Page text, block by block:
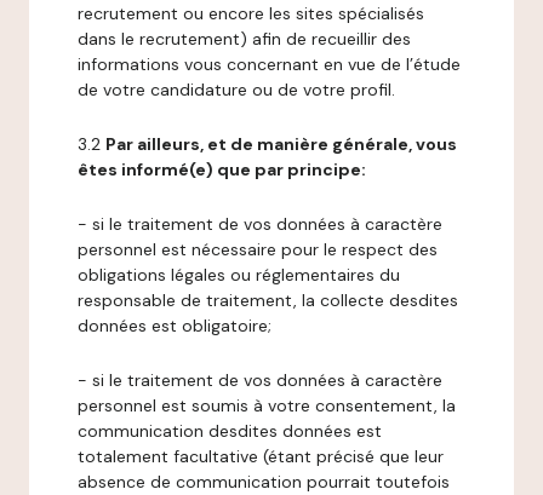
recrutement ou encore les sites spécialisés
dans le recrutement) afin de recueillir des
informations vous concernant en vue de l’étude
de votre candidature ou de votre profil.
3.2 Par ailleurs, et de manière générale, vous
êtes informé(e) que par principe:
- si le traitement de vos données à caractère
personnel est nécessaire pour le respect des
obligations légales ou réglementaires du
responsable de traitement, la collecte desdites
données est obligatoire;
- si le traitement de vos données à caractère
personnel est soumis à votre consentement, la
communication desdites données est
totalement facultative (étant précisé que leur
absence de communication pourrait toutefois